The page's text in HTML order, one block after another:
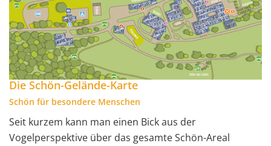
Die Schön-Gelände-Karte
Schön für besondere Menschen
Seit kurzem kann man einen Bick aus der
Vogelperspektive über das gesamte Schön-Areal